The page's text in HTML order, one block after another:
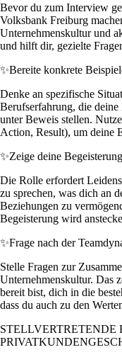
Bevor du zum Interview
Volksbank Freiburg
Unternehmenskultur und
und hilft dir, gezielte
✨Bereite konkrete
Denke an spezifische
Berufserfahrung, die
unter Beweis stellen.
Action, Result), um deine
✨Zeige deine
Die Rolle erfordert
zu sprechen, was dich an
Beziehungen zu
Begeisterung wird
✨Frage nach der
Stelle Fragen zur
Unternehmenskultur. Das
bereit bist, dich in die
dass du auch zu den